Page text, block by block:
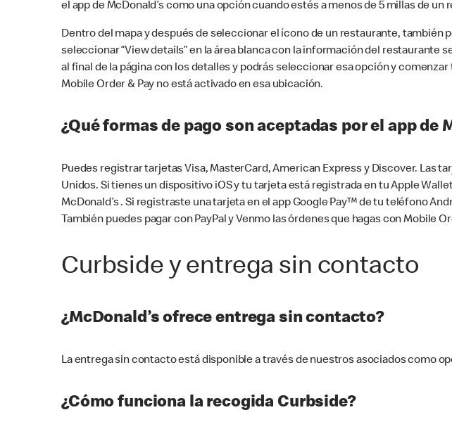
el app de McDonald’s como una opción cuando estés a menos de 5 millas de
Dentro del mapa y después de seleccionar el ícono de un restaurante, también
seleccionar “View details” en la área blanca con la información del restaurante
al final de la página con los detalles y podrás seleccionar esa opción y
Mobile Order & Pay no está activado en esa ubicación.
¿Qué formas de pago son aceptadas por el app de
Puedes registrar tarjetas Visa, MasterCard, American Express y Discover. Las
Unidos. Si tienes un dispositivo iOS y tu tarjeta está registrada en tu Apple
McDonald’s . Si registraste una tarjeta en el app Google Pay™ de tu teléfono
También puedes pagar con PayPal y Venmo las órdenes que hagas con Mobile
Curbside y entrega sin contacto
¿McDonald’s ofrece entrega sin contacto?
La entrega sin contacto está disponible a través de nuestros asociados como
¿Cómo funciona la recogida Curbside?